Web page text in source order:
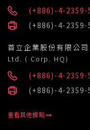
(+886)-4-2359-
(+886)-4-2359-
首立企業股份有限公
Ltd. ( Corp. HQ)
(+886)-4-2359-
(+886)-4-2359-
查看其他據點